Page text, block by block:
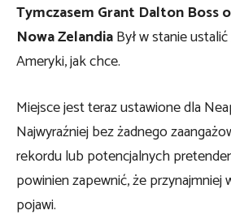
Tymczasem Grant Dalton Boss
Nowa ZelandiaBył w stanie
Ameryki, jak chce.
Miejsce jest teraz ustawione dla
Najwyraźniej bez żadnego
rekordu lub potencjalnych
powinien zapewnić, że przynajmniej
pojawi.